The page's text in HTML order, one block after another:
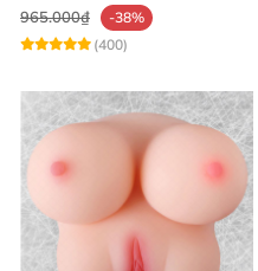
965.000₫
-38%
(400)